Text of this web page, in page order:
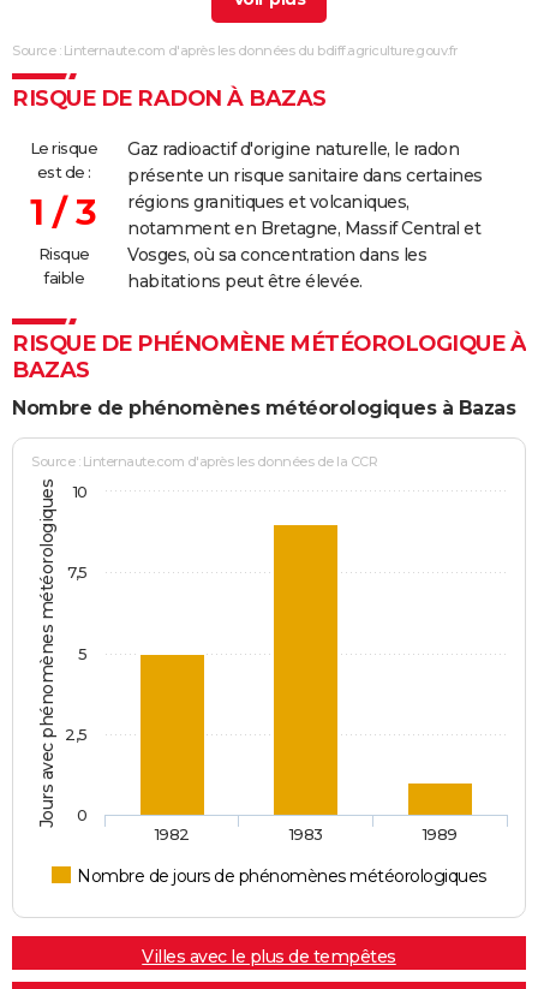
400
0
Source : Linternaute.com d'après les données du bdiff.agriculture.gouv.fr
RISQUE DE RADON À BAZAS
Le risque
est de :
1 / 3
Risque
faible
Gaz radioactif d'origine naturelle, le radon
présente un risque sanitaire dans certaines
régions granitiques et volcaniques,
notamment en Bretagne, Massif Central et
Vosges, où sa concentration dans les
habitations peut être élevée.
RISQUE DE PHÉNOMÈNE MÉTÉOROLOGIQUE À
BAZAS
Nombre de phénomènes météorologiques à Bazas
Jours avec phénomènes météorologiques
Source : Linternaute.com d'après les données de la CCR
Nombre de jours de phénomènes météorologiques
1982 1983 1989
0
2,5
5
7,5
10
Villes avec le plus de tempêtes